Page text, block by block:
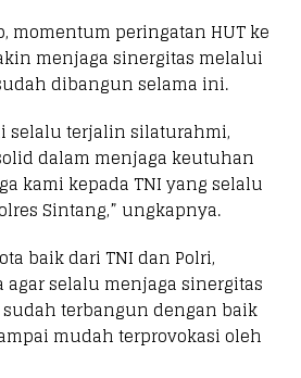
momentum peringatan HUT ke
menjaga sinergitas melalui
dibangun selama ini.
selalu terjalin silaturahmi,
dalam menjaga keutuhan
kami kepada TNI yang selalu
Sintang,” ungkapnya.
baik dari TNI dan Polri,
agar selalu menjaga sinergitas
terbangun dengan baik
mudah terprovokasi oleh